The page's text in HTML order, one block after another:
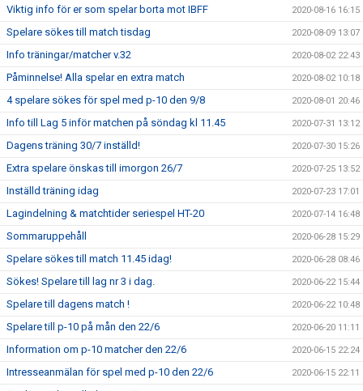
Viktig info för er som spelar borta mot IBFF 2020-08-16 16:15
Spelare sökes till match tisdag 2020-08-09 13:07
Info träningar/matcher v.32 2020-08-02 22:43
Påminnelse! Alla spelar en extra match 2020-08-02 10:18
4 spelare sökes för spel med p-10 den 9/8 2020-08-01 20:46
Info till Lag 5 inför matchen på söndag kl 11.45 2020-07-31 13:12
Dagens träning 30/7 inställd! 2020-07-30 15:26
Extra spelare önskas till imorgon 26/7 2020-07-25 13:52
Inställd träning idag 2020-07-23 17:01
Lagindelning & matchtider seriespel HT-20 2020-07-14 16:48
Sommaruppehåll 2020-06-28 15:29
Spelare sökes till match 11.45 idag! 2020-06-28 08:46
Sökes! Spelare till lag nr 3 i dag. 2020-06-22 15:44
Spelare till dagens match ! 2020-06-22 10:48
Spelare till p-10 på mån den 22/6 2020-06-20 11:11
Information om p-10 matcher den 22/6 2020-06-15 22:24
Intresseanmälan för spel med p-10 den 22/6 2020-06-15 22:11